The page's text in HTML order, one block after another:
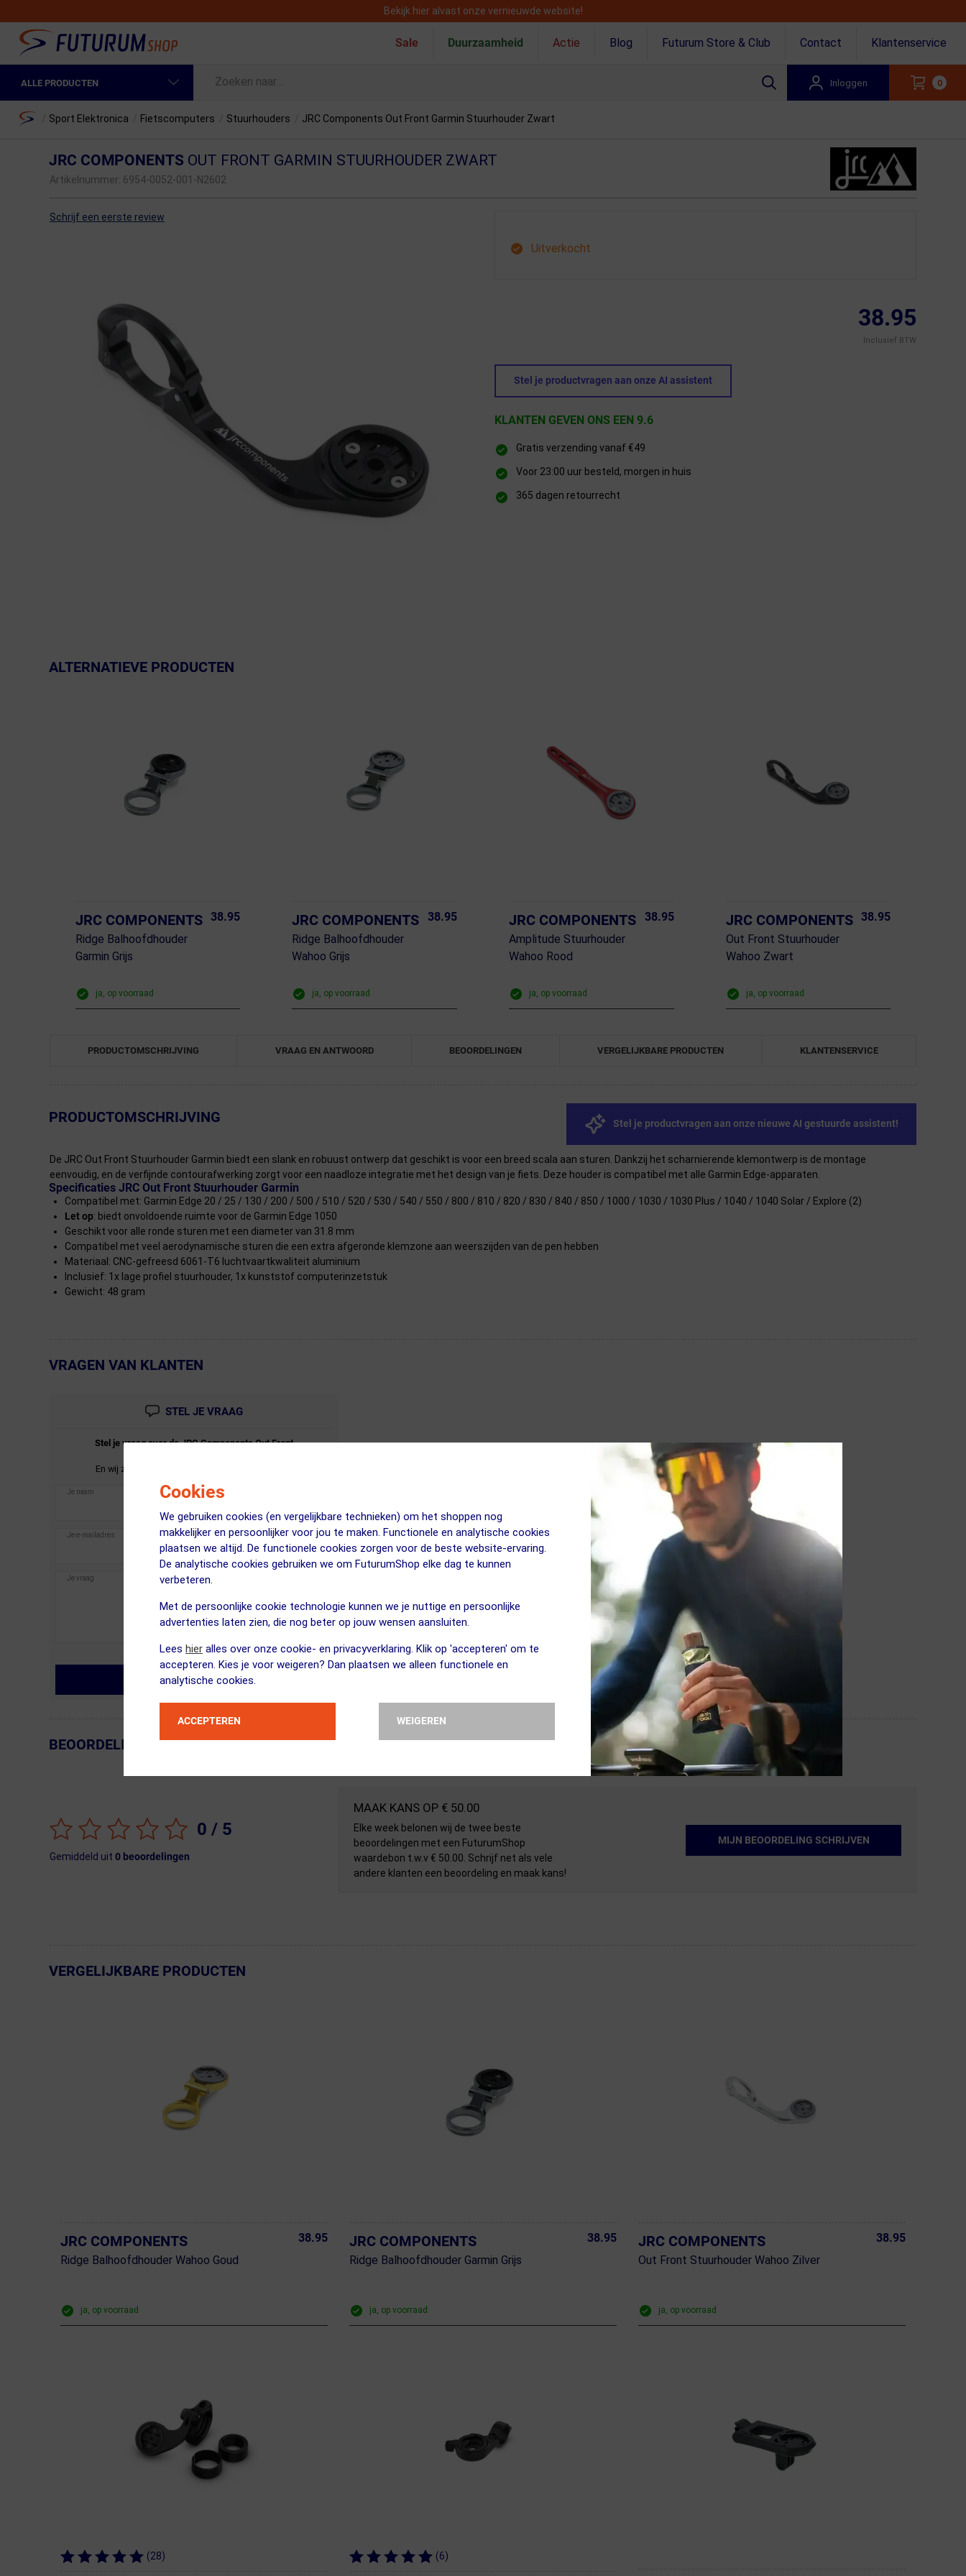
Cookies
We gebruiken cookies (en vergelijkbare technieken) om het shoppen nog
makkelijker en persoonlijker voor jou te maken. Functionele en analytische cookies
plaatsen we altijd. De functionele cookies zorgen voor de beste website-ervaring.
De analytische cookies gebruiken we om FuturumShop elke dag te kunnen
verbeteren.
Met de persoonlijke cookie technologie kunnen we je nuttige en persoonlijke
advertenties laten zien, die nog beter op jouw wensen aansluiten.
Lees hier alles over onze cookie- en privacyverklaring. Klik op 'accepteren' om te
accepteren. Kies je voor weigeren? Dan plaatsen we alleen functionele en
analytische cookies.
ACCEPTEREN WEIGEREN
Bekijk hier alvast onze vernieuwde website!
Sale Duurzaamheid Actie Blog Futurum Store & Club Contact Klantenservice
ALLE PRODUCTEN
Fietskleding Heren
Fietsonderdelen
Fietsendragers & Fietskoffers
Overige sporten & cadeaubon
Inloggen 0
Home Sport Elektronica Fietscomputers Stuurhouders JRC Components Out Front Garmin Stuurhouder Zwart
JRC COMPONENTS OUT FRONT GARMIN STUURHOUDER ZWART
Artikelnummer: 6954-0052-001-N2602
Schrijf een eerste review
Uitverkocht
38.95
Inclusief BTW
Stel je productvragen aan onze AI assistent
KLANTEN GEVEN ONS EEN 9.6
Gratis verzending vanaf €49
Voor 23:00 uur besteld, morgen in huis
365 dagen retourrecht
ALTERNATIEVE PRODUCTEN
JRC COMPONENTS
Ridge Balhoofdhouder
Garmin Grijs
38.95
ja, op voorraad
JRC COMPONENTS
Ridge Balhoofdhouder
Wahoo Grijs
38.95
ja, op voorraad
JRC COMPONENTS
Amplitude Stuurhouder
Wahoo Rood
38.95
ja, op voorraad
JRC COMPONENTS
Out Front Stuurhouder
Wahoo Zwart
38.95
ja, op voorraad
PRODUCTOMSCHRIJVING VRAAG EN ANTWOORD BEOORDELINGEN VERGELIJKBARE PRODUCTEN KLANTENSERVICE
← Terug naar productnavigatie
PRODUCTOMSCHRIJVING Stel je productvragen aan onze nieuwe AI gestuurde assistent!
De JRC Out Front Stuurhouder Garmin biedt een slank en robuust ontwerp dat geschikt is voor een breed scala aan sturen. Dankzij het scharnierende klemontwerp is de montage
eenvoudig, en de verfijnde contourafwerking zorgt voor een naadloze integratie met het design van je fiets. Deze houder is compatibel met alle Garmin Edge-apparaten.
Specificaties JRC Out Front Stuurhouder Garmin
Compatibel met: Garmin Edge 20 / 25 / 130 / 200 / 500 / 510 / 520 / 530 / 540 / 550 / 800 / 810 / 820 / 830 / 840 / 850 / 1000 / 1030 / 1030 Plus / 1040 / 1040 Solar / Explore (2)
Let op: biedt onvoldoende ruimte voor de Garmin Edge 1050
Geschikt voor alle ronde sturen met een diameter van 31.8 mm
Compatibel met veel aerodynamische sturen die een extra afgeronde klemzone aan weerszijden van de pen hebben
Materiaal: CNC-gefreesd 6061-T6 luchtvaartkwaliteit aluminium
Inclusief: 1x lage profiel stuurhouder, 1x kunststof computerinzetstuk
Gewicht: 48 gram
← Terug naar productnavigatie
VRAGEN VAN KLANTEN
STEL JE VRAAG
Stel je vraag over deJRC ComponentsOut Front
En wij zullen je zo spoedig mogelijk antwoorden.
MIJN VRAAG STELLEN
← Terug naar productnavigatie
BEOORDELINGEN
0 / 5
Gemiddeld uit 0beoordelingen
MAAK KANS OP € 50.00
Elke week belonen wij de twee beste
beoordelingen met een FuturumShop
waardebon t.w.v € 50.00. Schrijf net als vele
andere klanten een beoordeling en maak kans!
MIJN BEOORDELING SCHRIJVEN
← Terug naar productnavigatie
VERGELIJKBARE PRODUCTEN
JRC COMPONENTS
Ridge Balhoofdhouder Wahoo Goud
38.95
ja, op voorraad
JRC COMPONENTS
Ridge Balhoofdhouder Garmin Grijs
38.95
ja, op voorraad
JRC COMPONENTS
Out Front Stuurhouder Wahoo Zilver
38.95
ja, op voorraad
(28) (6)